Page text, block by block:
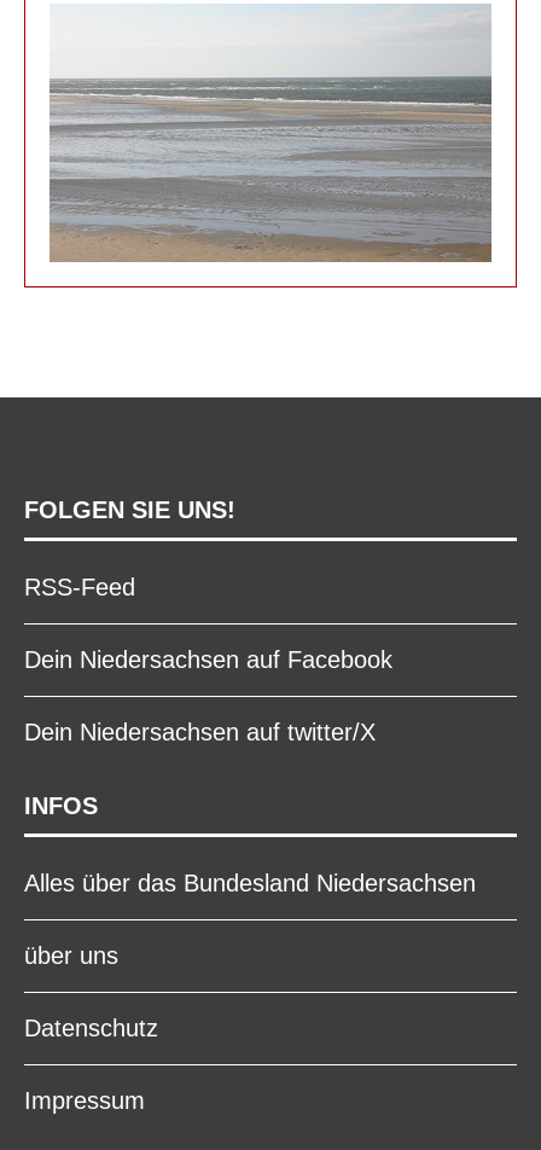
FOLGEN SIE UNS!
RSS-Feed
Dein Niedersachsen auf Facebook
Dein Niedersachsen auf twitter/X
INFOS
Alles über das Bundesland Niedersachsen
über uns
Datenschutz
Impressum